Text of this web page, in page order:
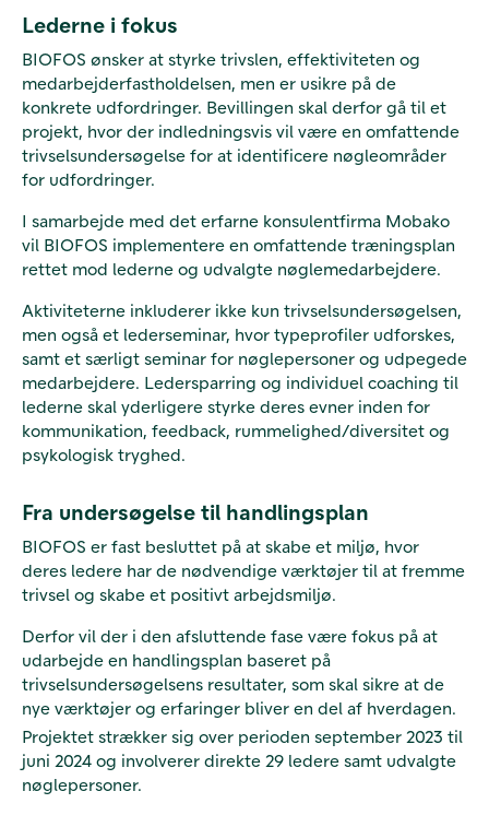
Lederne i fokus
BIOFOS ønsker at styrke trivslen, effektiviteten og
medarbejderfastholdelsen, men er usikre på de
konkrete udfordringer. Bevillingen skal derfor gå til et
projekt, hvor der indledningsvis vil være en omfattende
trivselsundersøgelse for at identificere nøgleområder
for udfordringer.
I samarbejde med det erfarne konsulentfirma Mobako
vil BIOFOS implementere en omfattende træningsplan
rettet mod lederne og udvalgte nøglemedarbejdere.
Aktiviteterne inkluderer ikke kun trivselsundersøgelsen,
men også et lederseminar, hvor typeprofiler udforskes,
samt et særligt seminar for nøglepersoner og udpegede
medarbejdere. Ledersparring og individuel coaching til
lederne skal yderligere styrke deres evner inden for
kommunikation, feedback, rummelighed/diversitet og
psykologisk tryghed.
Fra undersøgelse til handlingsplan
BIOFOS er fast besluttet på at skabe et miljø, hvor
deres ledere har de nødvendige værktøjer til at fremme
trivsel og skabe et positivt arbejdsmiljø.
Derfor vil der i den afsluttende fase være fokus på at
udarbejde en handlingsplan baseret på
trivselsundersøgelsens resultater, som skal sikre at de
nye værktøjer og erfaringer bliver en del af hverdagen.
Projektet strækker sig over perioden september 2023 til
juni 2024 og involverer direkte 29 ledere samt udvalgte
nøglepersoner.